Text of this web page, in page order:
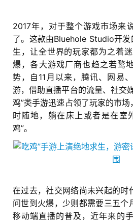
2017年，对于整个游戏市场来
了。这款由Bluehole Studio开
生，让全世界的玩家都为之着
爆，各大游戏厂商也趋之若鹜
势，自11月以来，腾讯、网易
游，借助直播平台的流量、社交
鸡”类手游迅速占领了玩家的市
时随地，躺在床上或者是在室
鸡”。
在过去，社交网络尚未兴起的时
问世到火爆，少则都需要三五个
移动端直播的普及，近年来的